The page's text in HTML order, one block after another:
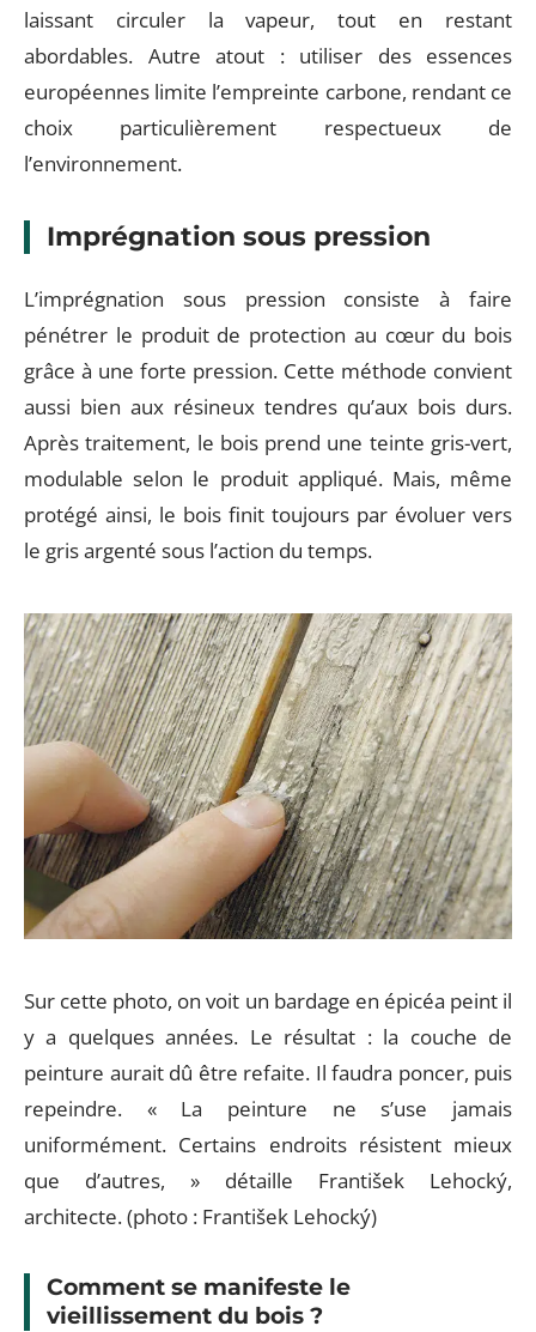
laissant circuler la vapeur, tout en restant
abordables. Autre atout : utiliser des essences
européennes limite l’empreinte carbone, rendant ce
choix particulièrement respectueux de
l’environnement.
Imprégnation sous pression
L’imprégnation sous pression consiste à faire
pénétrer le produit de protection au cœur du bois
grâce à une forte pression. Cette méthode convient
aussi bien aux résineux tendres qu’aux bois durs.
Après traitement, le bois prend une teinte gris-vert,
modulable selon le produit appliqué. Mais, même
protégé ainsi, le bois finit toujours par évoluer vers
le gris argenté sous l’action du temps.
Sur cette photo, on voit un bardage en épicéa peint il
y a quelques années. Le résultat : la couche de
peinture aurait dû être refaite. Il faudra poncer, puis
repeindre. « La peinture ne s’use jamais
uniformément. Certains endroits résistent mieux
que d’autres, » détaille František Lehocký,
architecte. (photo : František Lehocký)
Comment se manifeste le
vieillissement du bois ?